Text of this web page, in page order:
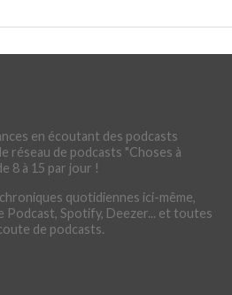
en écoutant des podcasts
réseau de podcasts "Choses à
8 à 15 par jour !
quotidiennes ici-même,
Podcast, Spotify, Deezer... et toutes
de podcasts.